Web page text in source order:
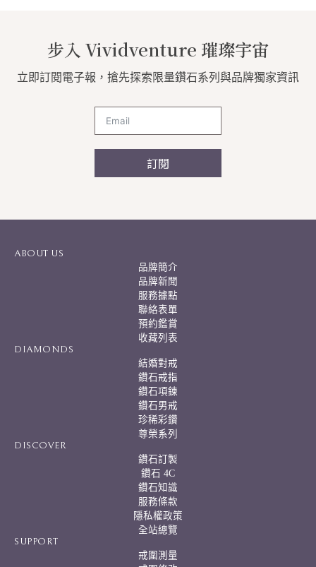
步入 Vividventure 璀璨宇宙
立即訂閱電子報，搶先探索限量鑽石系列與品牌獨家資訊
訂閱
t
ABOUT US
品牌簡介
品牌新聞
服務據點
聯絡表單
預約鑑賞
收藏列表
DIAMONDS
結婚對戒
鑽石戒指
鑽石項鍊
鑽石男戒
珍稀彩鑽
尊榮系列
DISCOVER
鑽石訂製
鑽石 4C
鑽石知識
服務條款
隱私權政策
全站總覽
SUPPORT
戒圍測量